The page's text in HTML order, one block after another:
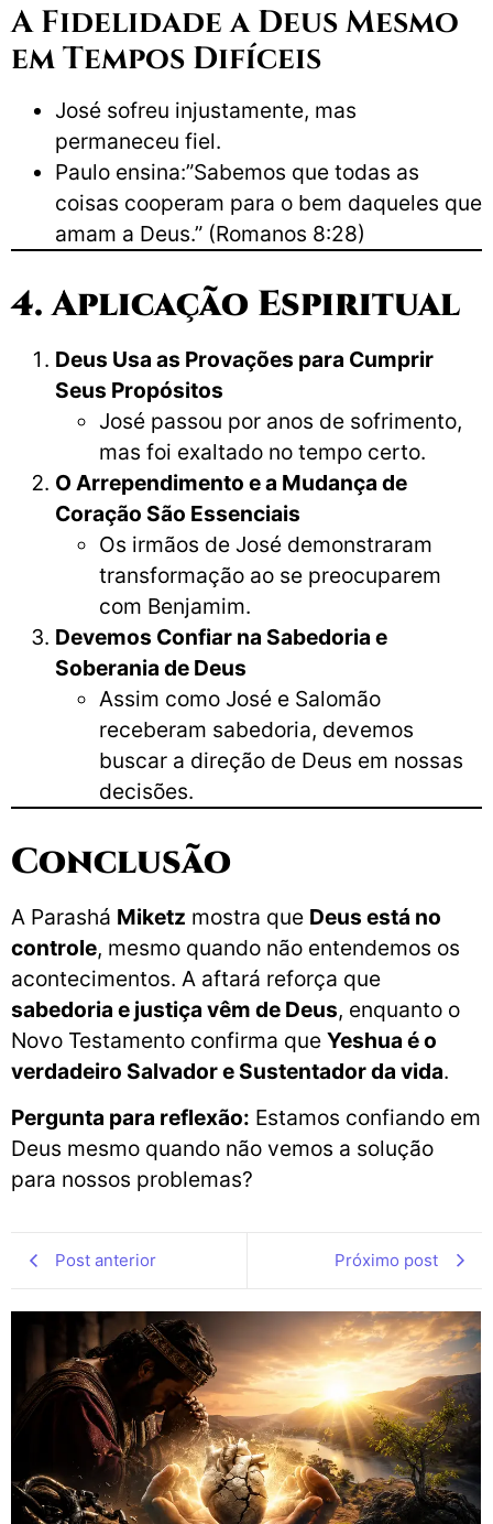
A Fidelidade a Deus Mesmo
em Tempos Difíceis
José sofreu injustamente, mas
permaneceu fiel.
Paulo ensina:”Sabemos que todas as
coisas cooperam para o bem daqueles que
amam a Deus.” (Romanos 8:28)
4. Aplicação Espiritual
Deus Usa as Provações para Cumprir
Seus Propósitos
José passou por anos de sofrimento,
mas foi exaltado no tempo certo.
O Arrependimento e a Mudança de
Coração São Essenciais
Os irmãos de José demonstraram
transformação ao se preocuparem
com Benjamim.
Devemos Confiar na Sabedoria e
Soberania de Deus
Assim como José e Salomão
receberam sabedoria, devemos
buscar a direção de Deus em nossas
decisões.
Conclusão
A Parashá Miketz mostra que Deus está no
controle, mesmo quando não entendemos os
acontecimentos. A aftará reforça que
sabedoria e justiça vêm de Deus, enquanto o
Novo Testamento confirma que Yeshua é o
verdadeiro Salvador e Sustentador da vida.
Pergunta para reflexão: Estamos confiando em
Deus mesmo quando não vemos a solução
para nossos problemas?
Post anterior Próximo post